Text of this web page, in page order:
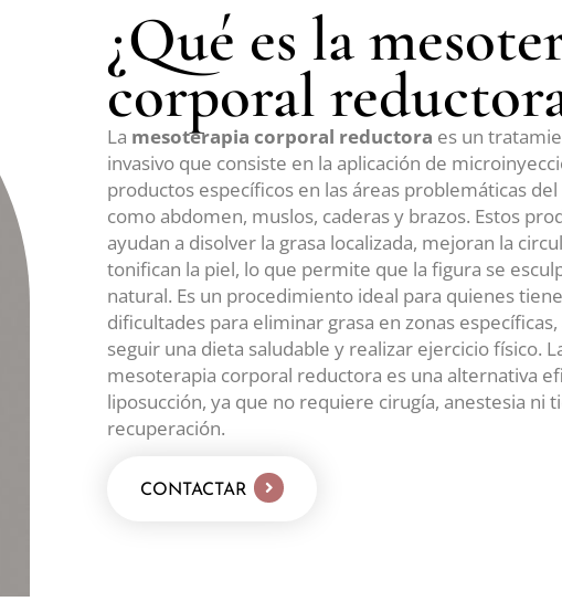
¿Qué es la
corporal
La mesoterapia corporal reductora es un
invasivo que consiste en la aplicación de
productos específicos en las áreas problemáticas
como abdomen, muslos, caderas y brazos. Estos
ayudan a disolver la grasa localizada, mejoran la
tonifican la piel, lo que permite que la figura se
natural. Es un procedimiento ideal para quienes
dificultades para eliminar grasa en zonas
seguir una dieta saludable y realizar ejercicio físico.
mesoterapia corporal reductora es una alternativa
liposucción, ya que no requiere cirugía, anestesia ni
recuperación.
CONTACTAR